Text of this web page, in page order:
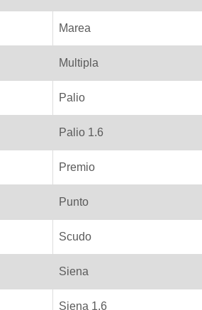
Marea
Multipla
Palio
Palio 1.6
Premio
Punto
Scudo
Siena
Siena 1.6